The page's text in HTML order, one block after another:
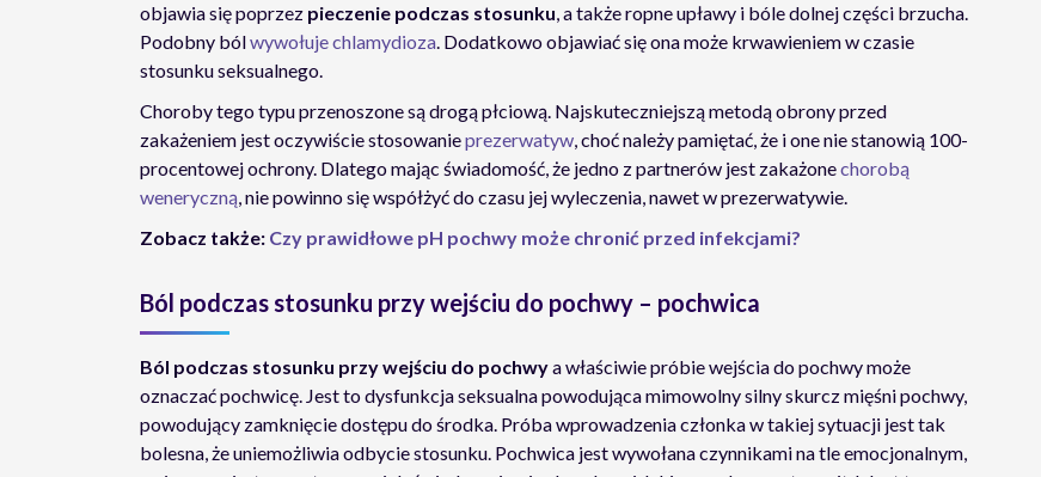
objawia się poprzez pieczenie podczas stosunku, a także ropne upławy i bóle dolnej części brzucha.
Podobny bólwywołuje chlamydioza. Dodatkowo objawiać się ona może krwawieniem w czasie
stosunku seksualnego.
Choroby tego typu przenoszone są drogą płciową. Najskuteczniejszą metodą obrony przed
zakażeniem jest oczywiście stosowanieprezerwatyw, choć należy pamiętać, że i one nie stanowią 100-
procentowej ochrony. Dlatego mając świadomość, że jedno z partnerów jest zakażonechorobą
weneryczną, nie powinno się współżyć do czasu jej wyleczenia, nawet w prezerwatywie.
Zobacz także: Czy prawidłowe pH pochwy może chronić przed infekcjami?
Ból podczas stosunku przy wejściu do pochwy – pochwica
Ból podczas stosunku przy wejściu do pochwya właściwie próbie wejścia do pochwy może
oznaczać pochwicę. Jest to dysfunkcja seksualna powodująca mimowolny silny skurcz mięśni pochwy,
powodujący zamknięcie dostępu do środka. Próba wprowadzenia członka w takiej sytuacji jest tak
bolesna, że uniemożliwia odbycie stosunku. Pochwica jest wywołana czynnikami na tle emocjonalnym,